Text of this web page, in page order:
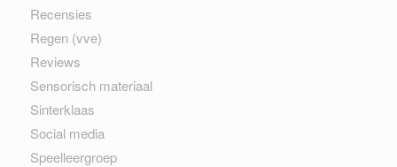
Recensies
Regen (vve)
Reviews
Sensorisch materiaal
Sinterklaas
Social media
Speelleergroep